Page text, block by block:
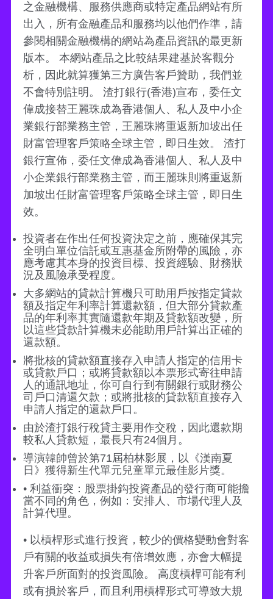
之金融機構、服務供應商或特定產品網站有所
出入，所有金融產品和服務均以他們作準，請
參閱相關金融機構的網站為產品資訊的最更新
版本。 本網站產品之比較結果建基於客觀分
析，因此就算獲第三方廣告客戶贊助，我們並
不會特別註明。 渣打銀行(香港)宣布，委任文
偉成接替王麗珠成為香港個人、私人及中小企
業銀行部業務主管，王麗珠將重返新加坡出任
財富管理客戶策略全球主管，即日生效。 渣打
銀行宣佈，委任文偉成為香港個人、私人及中
小企業銀行部業務主管，而王麗珠則將重返新
加坡出任財富管理客戶策略全球主管，即日生
效。
投資者在作出任何投資決定之前，應確保其完
全明白單位信託或互惠基金所附帶的風險，亦
應考慮其本身的投資目標、投資經驗、財務狀
況及風險承受程度。
大多網站的貸款計算機只可助用戶按指定貸款
額及指定年利率計算還款額，但大部分貸款產
品的年利率其實隨還款年期及貸款額改變，所
以這些貸款計算機未必能助用戶計算出正確的
還款額。
將批核的貸款額直接存入申請人指定的信用卡
或貸款戶口；或將貸款額以本票形式寄往申請
人的通訊地址，你可自行到有關銀行或財務公
司戶口清還欠款；或將批核的貸款額直接存入
申請人指定的還款戶口。
由於渣打銀行稅貸主要用作交稅，因此還款期
較私人貸款短，最長只有24個月。
導演韓帥曾於第71屆柏林影展，以《漢南夏
日》獲得新生代單元兒童單元最佳影片獎。
• 利益衝突：股票掛鈎投資產品的發行商可能擔
當不同的角色，例如：安排人、市場代理人及
計算代理。
• 以槓桿形式進行投資，較少的價格變動會對客
戶有關的收益或損失有倍增效應，亦會大幅提
升客戶所面對的投資風險。 高度槓桿可能有利
或有損於客戶，而且利用槓桿形式可導致大規